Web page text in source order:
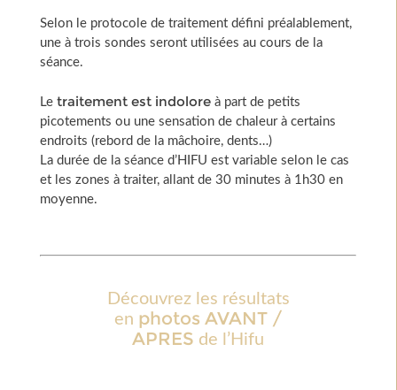
Selon le protocole de traitement défini préalablement,
une à trois sondes seront utilisées au cours de la
séance.
Le traitement est indoloreà part de petits
picotements ou une sensation de chaleur à certains
endroits (rebord de la mâchoire, dents…)
La durée de la séance d’HIFU est variable selon le cas
et les zones à traiter, allant de 30 minutes à 1h30 en
moyenne.
Découvrez les résultats
en photos AVANT /
APRES de l’Hifu